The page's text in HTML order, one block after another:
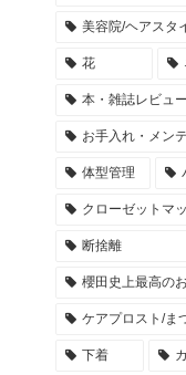
美容院/ヘアスタ
花
本・雑誌レビュー
お手入れ・メン
体型管理
クローゼットマ
断捨離
櫻田史上最高の
ケアプロスト/ま
下着